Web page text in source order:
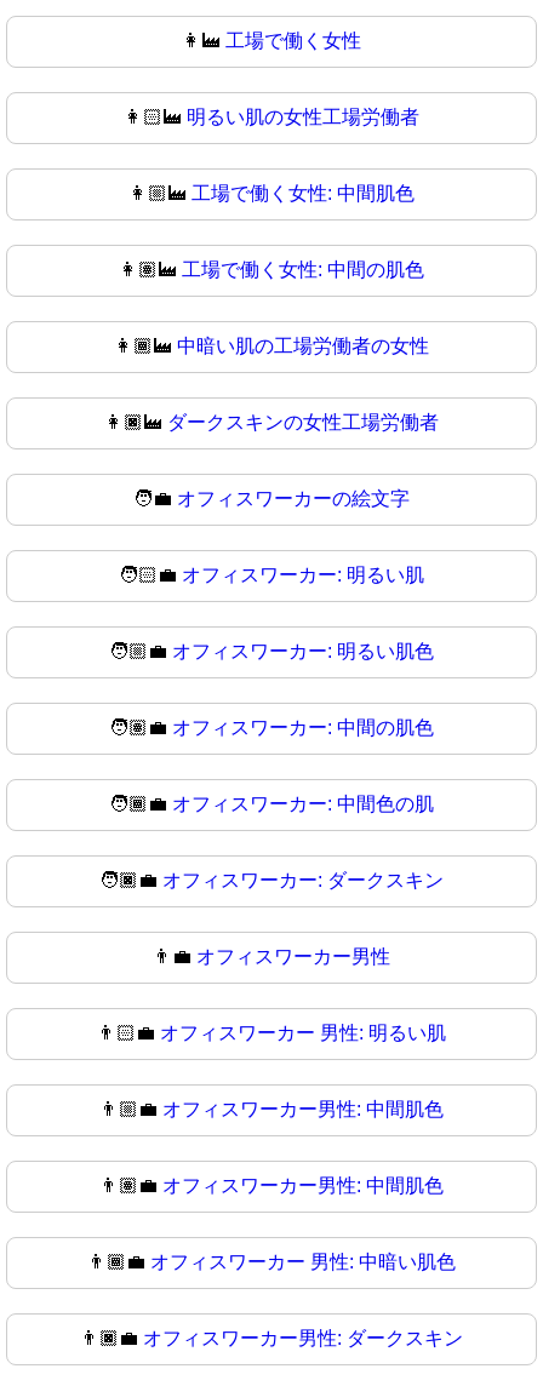
👩‍🏭 工場で働く女性
👩🏻‍🏭 明るい肌の女性工場労働者
👩🏼‍🏭 工場で働く女性: 中間肌色
👩🏽‍🏭 工場で働く女性: 中間の肌色
👩🏾‍🏭 中暗い肌の工場労働者の女性
👩🏿‍🏭 ダークスキンの女性工場労働者
🧑‍💼 オフィスワーカーの絵文字
🧑🏻‍💼 オフィスワーカー: 明るい肌
🧑🏼‍💼 オフィスワーカー: 明るい肌色
🧑🏽‍💼 オフィスワーカー: 中間の肌色
🧑🏾‍💼 オフィスワーカー: 中間色の肌
🧑🏿‍💼 オフィスワーカー: ダークスキン
👨‍💼 オフィスワーカー男性
👨🏻‍💼 オフィスワーカー 男性: 明るい肌
👨🏼‍💼 オフィスワーカー男性: 中間肌色
👨🏽‍💼 オフィスワーカー男性: 中間肌色
👨🏾‍💼 オフィスワーカー 男性: 中暗い肌色
👨🏿‍💼 オフィスワーカー男性: ダークスキン